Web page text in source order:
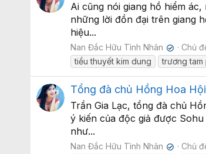
Ai cũng nói giang hồ hiểm
những lời đồn đại trên giang
hiệu...
Nan Đắc Hữu Tình Nhân ✔ Chủ
tiểu thuyết kim dung
trương tam
Tổng đà chủ Hồng Hoa
Trần Gia Lạc, tổng đà chủ
ý kiến của độc giả được
như...
Nan Đắc Hữu Tình Nhân ✔ Chủ